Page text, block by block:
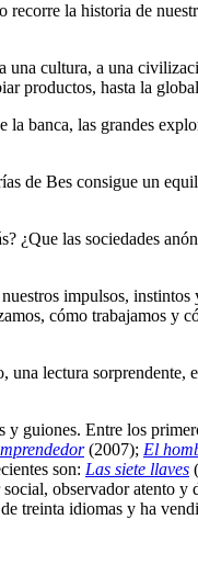
la historia de
una cultura, a una
productos, hasta la
banca, las grandes
de Bes consigue un
¿Que las sociedades
impulsos, instintos
cómo trabajamos y
lectura sorprendente,
guiones. Entre los
(2007); El
son: Las siete llaves
observador atento y
treinta idiomas y ha